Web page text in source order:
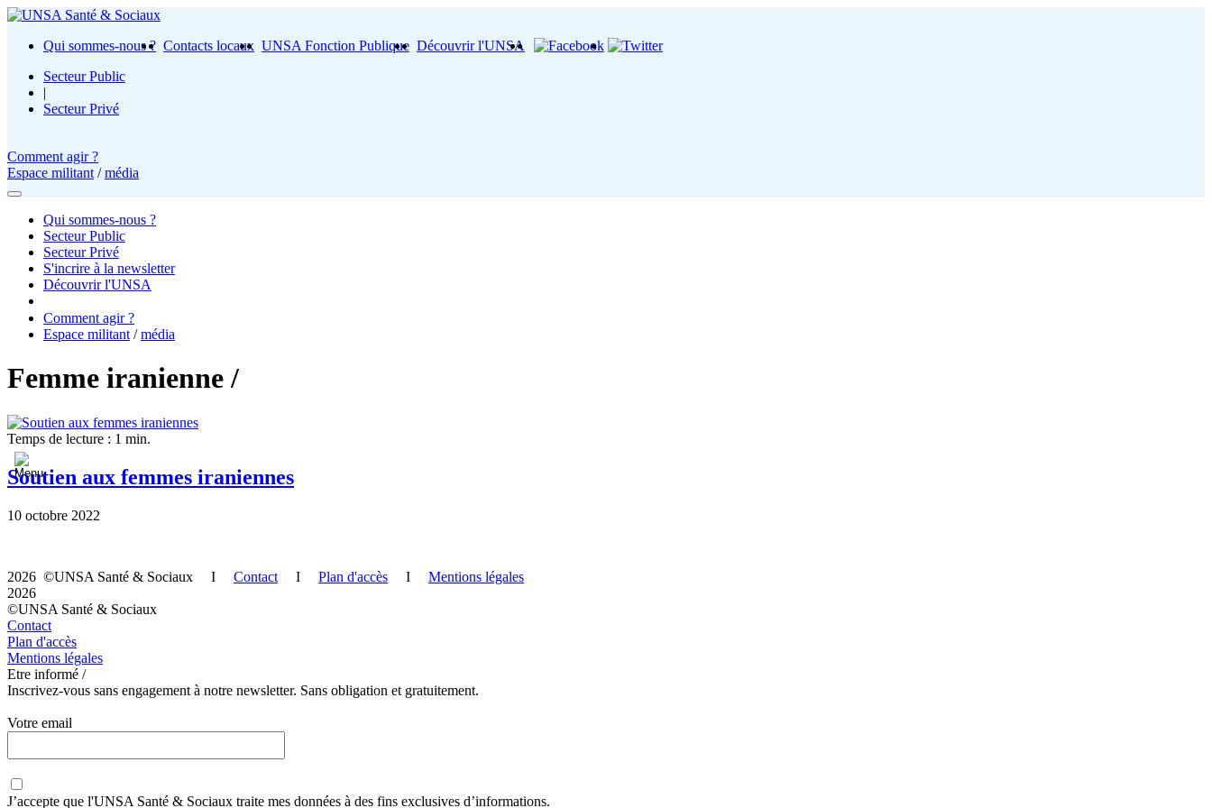
Qui sommes-nous ? Contacts locaux UNSA Fonction Publique Découvrir l'UNSA
Secteur Public
|
Secteur Privé
Comment agir ?
Espace militant /média
Qui sommes-nous ?
Secteur Public
Secteur Privé
S'incrire à la newsletter
Découvrir l'UNSA
Comment agir ?
Espace militant /média
Femme iranienne /
Temps de lecture : 1 min.
Soutien aux femmes iraniennes
10 octobre 2022
2026 ©UNSA Santé & Sociaux I Contact I Plan d'accès I Mentions légales
2026
©UNSA Santé & Sociaux
Contact
Plan d'accès
Mentions légales
Etre informé /
Inscrivez-vous sans engagement à notre newsletter. Sans obligation et gratuitement.
Votre email
J’accepte que l'UNSA Santé & Sociaux traite mes données à des fins exclusives d’informations.